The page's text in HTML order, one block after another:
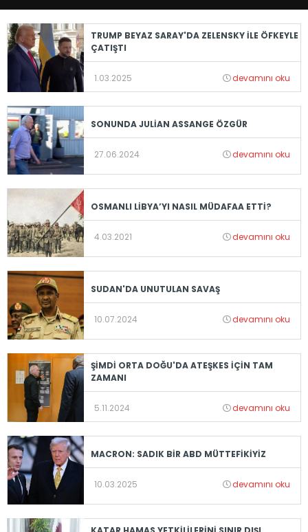
TRUMP BEYAZ SARAY'DA ZELENSKY İLE ÖFKEYLE
ÇATIŞTI
1.03.2025 devamını oku
SONUNDA JULİAN ASSANGE ÖZGÜR
27.06.2024 devamını oku
OSMANLI LİBYA’YI NASIL MÜDAFAA ETTİ?
4.03.2021 devamını oku
SUDAN'DA UNUTULAN SAVAŞ
10.07.2024 devamını oku
ŞİMDİ ORTA DOĞU'DA ATEŞKES İÇİN TAM
ZAMANI
5.11.2024 devamını oku
MACRON: SADIK BİR ABD MÜTTEFİKİYİZ
10.03.2025 devamını oku